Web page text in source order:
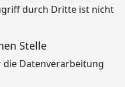
durch Dritte ist nicht
Stelle
Datenverarbeitung